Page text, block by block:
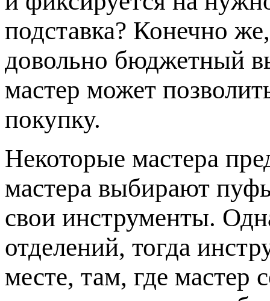
подставка? Конечно
довольно бюджетный
мастер может
покупку.
Некоторые мастера
мастера выбирают
свои инструменты.
отделений, тогда
месте, там, где